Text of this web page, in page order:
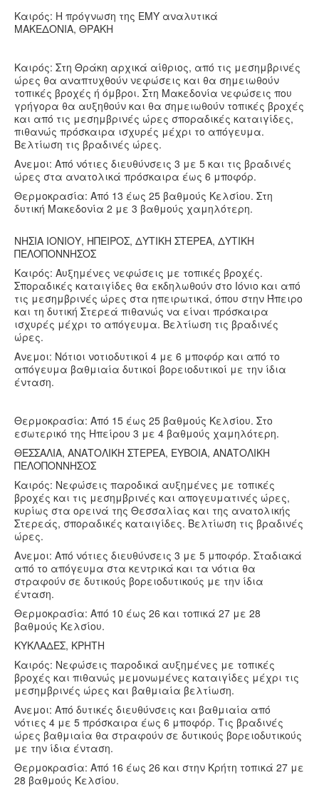
Καιρός: Η πρόγνωση της ΕΜΥ αναλυτικά
ΜΑΚΕΔΟΝΙΑ, ΘΡΑΚΗ
Καιρός: Στη Θράκη αρχικά αίθριος, από τις μεσημβρινές
ώρες θα αναπτυχθούν νεφώσεις και θα σημειωθούν
τοπικές βροχές ή όμβροι. Στη Μακεδονία νεφώσεις που
γρήγορα θα αυξηθούν και θα σημειωθούν τοπικές βροχές
και από τις μεσημβρινές ώρες σποραδικές καταιγίδες,
πιθανώς πρόσκαιρα ισχυρές μέχρι το απόγευμα.
Βελτίωση τις βραδινές ώρες.
Ανεμοι: Από νότιες διευθύνσεις 3 με 5 και τις βραδινές
ώρες στα ανατολικά πρόσκαιρα έως 6 μποφόρ.
Θερμοκρασία: Από 13 έως 25 βαθμούς Κελσίου. Στη
δυτική Μακεδονία 2 με 3 βαθμούς χαμηλότερη.
ΝΗΣΙΑ ΙΟΝΙΟΥ, ΗΠΕΙΡΟΣ, ΔΥΤΙΚΗ ΣΤΕΡΕΑ, ΔΥΤΙΚΗ
ΠΕΛΟΠΟΝΝΗΣΟΣ
Καιρός: Αυξημένες νεφώσεις με τοπικές βροχές.
Σποραδικές καταιγίδες θα εκδηλωθούν στο Ιόνιο και από
τις μεσημβρινές ώρες στα ηπειρωτικά, όπου στην Ήπειρο
και τη δυτική Στερεά πιθανώς να είναι πρόσκαιρα
ισχυρές μέχρι το απόγευμα. Βελτίωση τις βραδινές
ώρες.
Ανεμοι: Νότιοι νοτιοδυτικοί 4 με 6 μποφόρ και από το
απόγευμα βαθμιαία δυτικοί βορειοδυτικοί με την ίδια
ένταση.
Θερμοκρασία: Από 15 έως 25 βαθμούς Κελσίου. Στο
εσωτερικό της Ηπείρου 3 με 4 βαθμούς χαμηλότερη.
ΘΕΣΣΑΛΙΑ, ΑΝΑΤΟΛΙΚΗ ΣΤΕΡΕΑ, ΕΥΒΟΙΑ, ΑΝΑΤΟΛΙΚΗ
ΠΕΛΟΠΟΝΝΗΣΟΣ
Καιρός: Νεφώσεις παροδικά αυξημένες με τοπικές
βροχές και τις μεσημβρινές και απογευματινές ώρες,
κυρίως στα ορεινά της Θεσσαλίας και της ανατολικής
Στερεάς, σποραδικές καταιγίδες. Βελτίωση τις βραδινές
ώρες.
Ανεμοι: Από νότιες διευθύνσεις 3 με 5 μποφόρ. Σταδιακά
από το απόγευμα στα κεντρικά και τα νότια θα
στραφούν σε δυτικούς βορειοδυτικούς με την ίδια
ένταση.
Θερμοκρασία: Από 10 έως 26 και τοπικά 27 με 28
βαθμούς Κελσίου.
ΚΥΚΛΑΔΕΣ, ΚΡΗΤΗ
Καιρός: Νεφώσεις παροδικά αυξημένες με τοπικές
βροχές και πιθανώς μεμονωμένες καταιγίδες μέχρι τις
μεσημβρινές ώρες και βαθμιαία βελτίωση.
Ανεμοι: Από δυτικές διευθύνσεις και βαθμιαία από
νότιες 4 με 5 πρόσκαιρα έως 6 μποφόρ. Τις βραδινές
ώρες βαθμιαία θα στραφούν σε δυτικούς βορειοδυτικούς
με την ίδια ένταση.
Θερμοκρασία: Από 16 έως 26 και στην Κρήτη τοπικά 27 με
28 βαθμούς Κελσίου.